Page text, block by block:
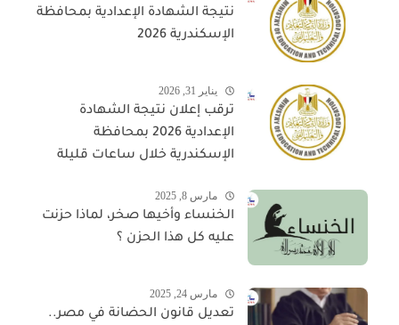
نتيجة الشهادة الإعدادية بمحافظة
الإسكندرية 2026
يناير 31, 2026
ترقب إعلان نتيجة الشهادة
الإعدادية 2026 بمحافظة
الإسكندرية خلال ساعات قليلة
مارس 8, 2025
الخنساء وأخيها صخر، لماذا حزنت
عليه كل هذا الحزن ؟
مارس 24, 2025
تعديل قانون الحضانة في مصر..